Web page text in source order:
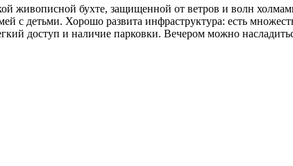
живописной бухте, защищенной от ветров и волн
с детьми. Хорошо развита инфраструктура: есть
доступ и наличие парковки. Вечером можно